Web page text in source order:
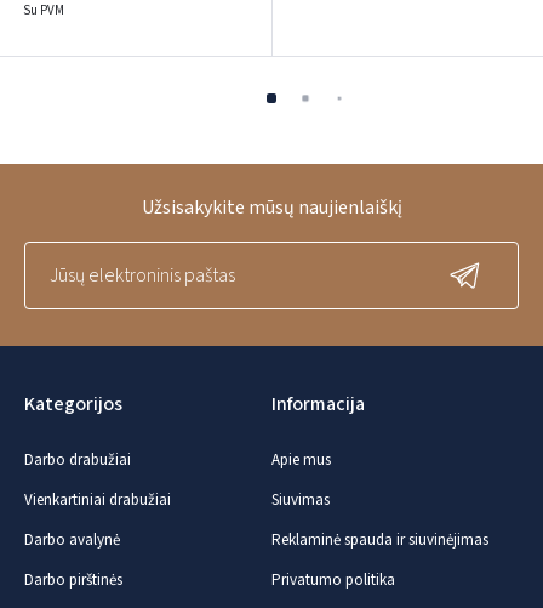
Su PVM
Kategorijos
Darbo drabužiai
Vienkartiniai drabužiai
Darbo avalynė
Darbo pirštinės
Informacija
Apie mus
Siuvimas
Reklaminė spauda ir siuvinėjimas
Privatumo politika
Užsisakykite mūsų naujienlaiškį